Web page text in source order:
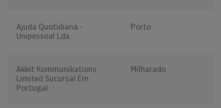
Ajuda Quotidiana -
Unipessoal Lda.
Porto
Akkit Kommunikations
Limited Sucursal Em
Portugal
Milharado